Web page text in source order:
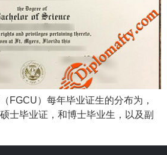
FGCU）每年毕业证生的分布为，
士毕业证，和博士毕业生，以及副